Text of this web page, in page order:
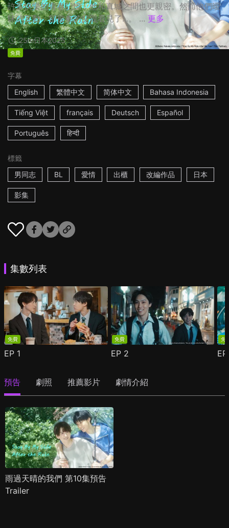
許多快樂的青春記憶，他和真城之間也更親密。然而他們曖
昧的互動，卻被奏的父親看見了...。 ... 更多
25m日本2025
免費
字幕
English
繁體中文 简体中文 Bahasa Indonesia
Tiếng Việt français Deutsch Español
Português हिन्दी
標籤
男同志
BL 愛情 出櫃 改編作品 日本
影集
集數列表
免費
EP 1
免費
EP 2
免
預告 劇照 推薦影片 劇情介紹
雨過天晴的我們 第10集預告
Trailer